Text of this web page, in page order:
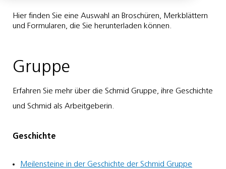
Hier finden Sie eine Auswahl an Broschüren, Merkblättern
und Formularen, die Sie herunterladen können.
Gruppe
Erfahren Sie mehr über die Schmid Gruppe, ihre Geschichte
und Schmid als Arbeitgeberin.
Geschichte
Meilensteine in der Geschichte der Schmid Gruppe